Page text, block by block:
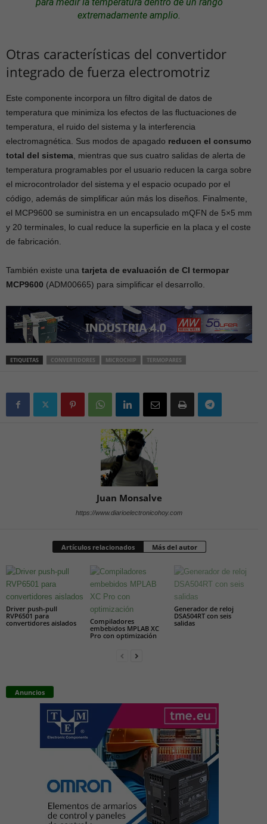
extremadamente amplio.
Otras características del convertidor
integrado de fuerza electromotriz
Este componente incorpora un filtro digital de datos de
temperatura que minimiza los efectos de las fluctuaciones de
temperatura, el ruido del sistema y la interferencia
electromagnética. Sus modos de apagado reducen el consumo
total del sistema , mientras que sus cuatro salidas de alerta de
temperatura programables por el usuario reducen la carga sobre
el microcontrolador del sistema y el espacio ocupado por el
código, además de simplificar aún más los diseños. Finalmente,
el MCP9600 se suministra en un encapsulado mQFN de 5×5 mm
y 20 terminales, lo cual reduce la superficie en la placa y el coste
de fabricación.
También existe una tarjeta de evaluación de CI termopar
MCP9600 (ADM00665) para simplificar el desarrollo.
ETIQUETAS CONVERTIDORES MICROCHIP TERMOPARES
Juan Monsalve
https://www.diarioelectronicohoy.com
Artículos relacionados Más del autor
Driver push-pull
RVP6501 para
convertidores aislados
Compiladores
embebidos MPLAB XC
Pro con optimización
Generador de reloj
DSA504RT con seis
salidas
Anuncios